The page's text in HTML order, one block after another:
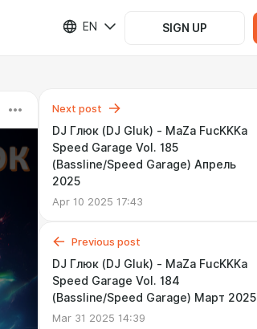
EN SIGN UP
Next post
DJ Глюк (DJ Gluk) - MaZa FucKKKa
Speed Garage Vol. 185
(Bassline/Speed Garage) Апрель
2025
Apr 10 2025 17:43
Previous post
DJ Глюк (DJ Gluk) - MaZa FucKKKa
Speed Garage Vol. 184
(Bassline/Speed Garage) Март 2025
Mar 31 2025 14:39